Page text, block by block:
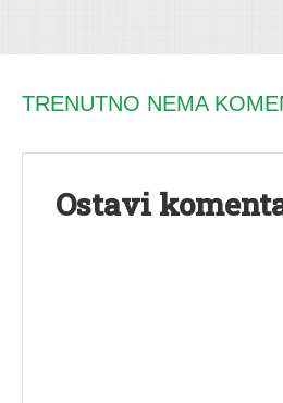
TRENUTNO NEMA
Ostavi